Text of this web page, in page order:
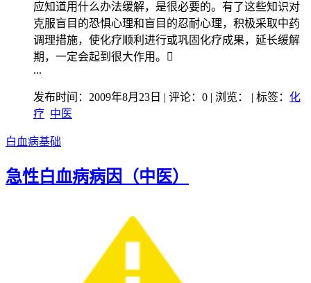
应知道用什么办法缓解，是很必要的。有了这些知识对
克服盲目的恐惧心理和盲目的忍耐心理，积极采取中药
调理措施，使化疗顺利进行或巩固化疗成果，延长缓解
期，一定会起到很大作用。
...
发布时间：2009年8月23日 | 评论：0 | 浏览： | 标签： 化
疗 中医
白血病基础
急性白血病病因（中医）